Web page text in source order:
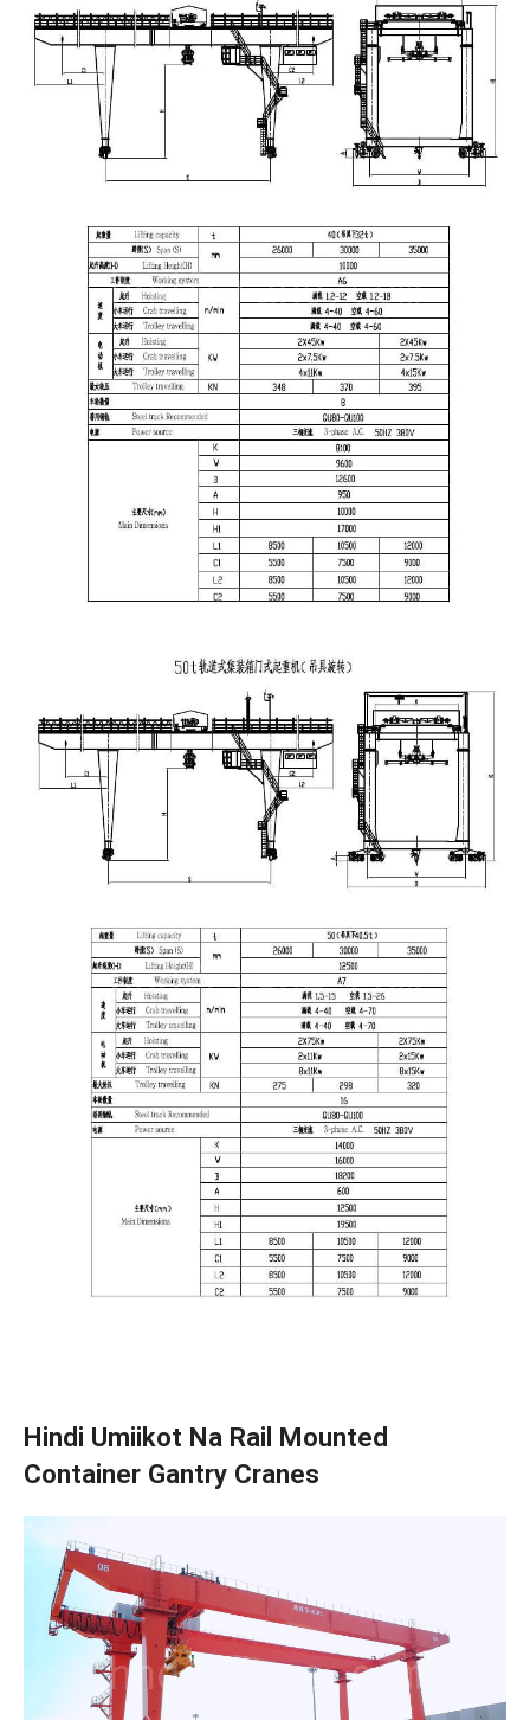
Hindi Umiikot Na Rail Mounted
Container Gantry Cranes